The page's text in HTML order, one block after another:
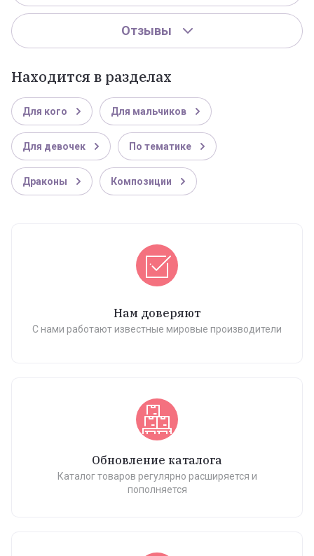
Отзывы
Находится в разделах
Для кого Для мальчиков
Для девочек По тематике
Драконы Композиции
Нам доверяют
С нами работают известные мировые производители
Обновление каталога
Каталог товаров регулярно расширяется и
пополняется